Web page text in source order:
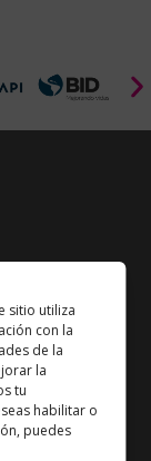
sitio utiliza
con la
de la
la
tu
habilitar o
puedes